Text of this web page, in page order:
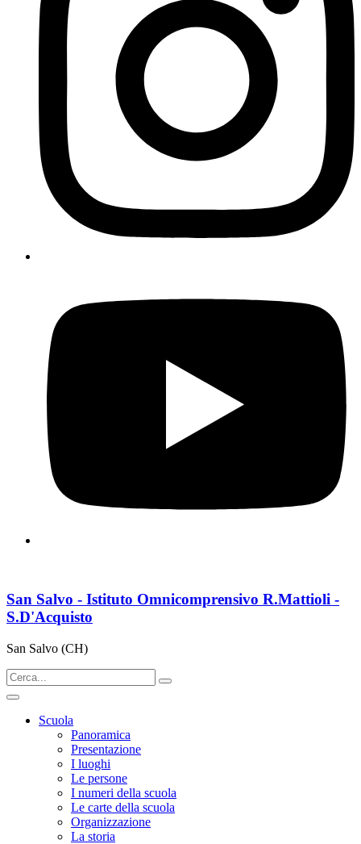
San Salvo - Istituto Omnicomprensivo R.Mattioli -
S.D'Acquisto
San Salvo (CH)
Scuola
Panoramica
Presentazione
I luoghi
Le persone
I numeri della scuola
Le carte della scuola
Organizzazione
La storia